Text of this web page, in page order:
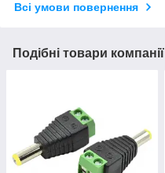
Всі умови повернення
Подібні товари компанії